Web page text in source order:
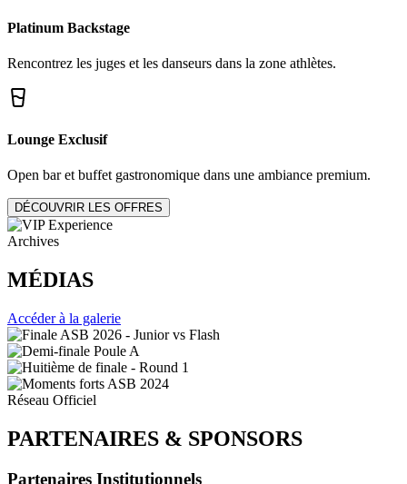
Platinum Backstage
Rencontrez les juges et les danseurs dans la zone athlètes.
Lounge Exclusif
Open bar et buffet gastronomique dans une ambiance premium.
DÉCOUVRIR LES OFFRES
Archives
MÉDIAS
Accéder à la galerie
Réseau Officiel
PARTENAIRES & SPONSORS
Partenaires Institutionnels